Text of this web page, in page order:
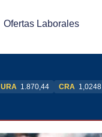
Ofertas Laborales
URA 1.870,44 CRA 1,0248